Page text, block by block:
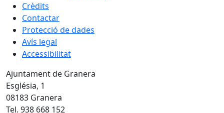
Crèdits
Contactar
Protecció de dades
Avís legal
Accessibilitat
Ajuntament de Granera
Església, 1
08183 Granera
Tel. 938 668 152